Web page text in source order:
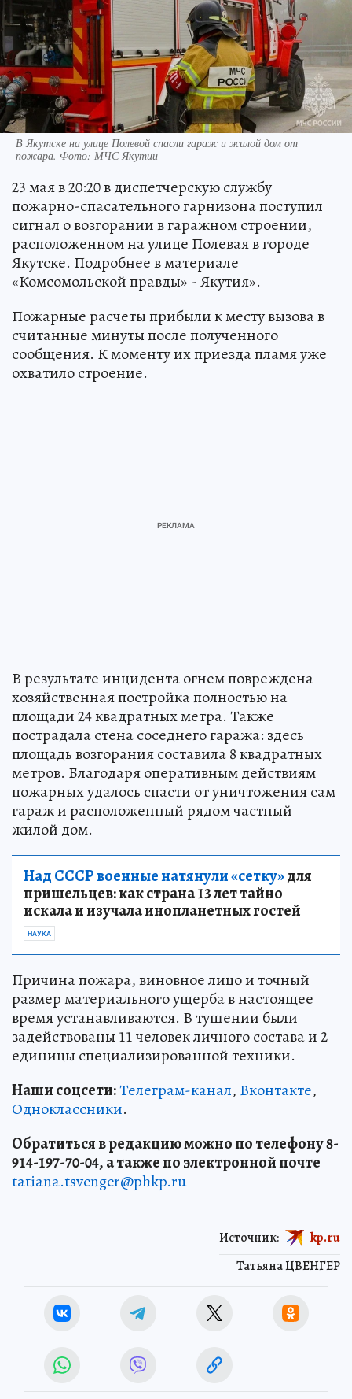
В Якутске на улице Полевой спасли гараж и жилой дом от
пожара. Фото: МЧС Якутии
23 мая в 20:20 в диспетчерскую службу
пожарно-спасательного гарнизона поступил
сигнал о возгорании в гаражном строении,
расположенном на улице Полевая в городе
Якутске. Подробнее в материале
«Комсомольской правды» - Якутия».
Пожарные расчеты прибыли к месту вызова в
считанные минуты после полученного
сообщения. К моменту их приезда пламя уже
охватило строение.
В результате инцидента огнем повреждена
хозяйственная постройка полностью на
площади 24 квадратных метра. Также
пострадала стена соседнего гаража: здесь
площадь возгорания составила 8 квадратных
метров. Благодаря оперативным действиям
пожарных удалось спасти от уничтожения сам
гараж и расположенный рядом частный
жилой дом.
Над СССР военные натянули «сетку»для
пришельцев: как страна 13 лет тайно
искала и изучала инопланетных гостей
НАУКА
Причина пожара, виновное лицо и точный
размер материального ущерба в настоящее
время устанавливаются. В тушении были
задействованы 11 человек личного состава и 2
единицы специализированной техники.
Наши соцсети:Телеграм-канал, Вконтакте,
Одноклассники.
Обратиться в редакцию можно по телефону 8-
914-197-70-04, а также по электронной почте
tatiana.tsvenger@phkp.ru
Татьяна ЦВЕНГЕР
Источник: kp.ru